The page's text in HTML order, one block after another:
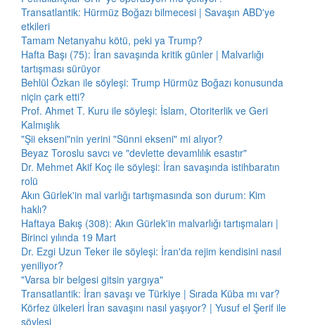
Transatlantik: Hürmüz Boğazı bilmecesi | Savaşın ABD'ye
etkileri
Tamam Netanyahu kötü, peki ya Trump?
Hafta Başı (75): İran savaşında kritik günler | Malvarlığı
tartışması sürüyor
Behlül Özkan ile söyleşi: Trump Hürmüz Boğazı konusunda
niçin çark etti?
Prof. Ahmet T. Kuru ile söyleşi: İslam, Otoriterlik ve Geri
Kalmışlık
"Şii ekseni"nin yerini "Sünni ekseni" mi alıyor?
Beyaz Toroslu savcı ve "devlette devamlılık esastır"
Dr. Mehmet Akif Koç ile söyleşi: İran savaşında istihbaratın
rolü
Akın Gürlek'in mal varlığı tartışmasında son durum: Kim
haklı?
Haftaya Bakış (308): Akın Gürlek'in malvarlığı tartışmaları |
Birinci yılında 19 Mart
Dr. Ezgi Uzun Teker ile söyleşi: İran'da rejim kendisini nasıl
yeniliyor?
"Varsa bir belgesi gitsin yargıya"
Transatlantik: İran savaşı ve Türkiye | Sırada Küba mı var?
Körfez ülkeleri İran savaşını nasıl yaşıyor? | Yusuf el Şerif ile
söyleşi